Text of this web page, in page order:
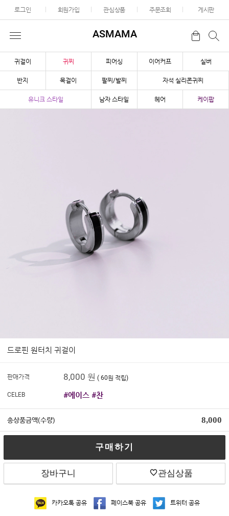
로그인 회원가입 관심상품 주문조회 게시판
ASMAMA
귀걸이 귀찌 피어싱 이어커프 실버
반지 목걸이 팔찌/발찌 자석 실리콘귀찌
유니크 스타일 남자 스타일 헤어 케이팝
드로핀 원터치 귀걸이
판매가격 8,000 원 ( 60원 적립)
CELEB #에이스 #찬
총상품금액(수량) 8,000
구매하기
장바구니 관심상품
카카오톡 공유 페이스북 공유 트위터 공유